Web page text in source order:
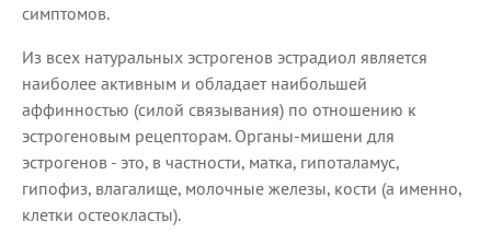
симптомов.
Из всех натуральных эстрогенов эстрадиол является
наиболее активным и обладает наибольшей
аффинностью (силой связывания) по отношению к
эстрогеновым рецепторам. Органы-мишени для
эстрогенов - это, в частности, матка, гипоталамус,
гипофиз, влагалище, молочные железы, кости (а именно,
клетки остеокласты).